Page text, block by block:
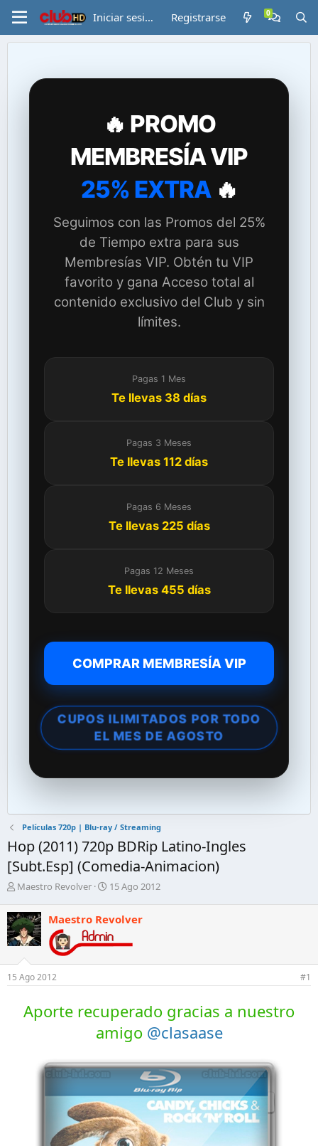
Iniciar sesión Registrarse
🔥 PROMO
MEMBRESÍA VIP
25% EXTRA🔥
Seguimos con las Promos del 25%
de Tiempo extra para sus
Membresías VIP. Obtén tu VIP
favorito y gana Acceso total al
contenido exclusivo del Club y sin
límites.
Pagas 1 Mes
Te llevas 38 días
Pagas 3 Meses
Te llevas 112 días
Pagas 6 Meses
Te llevas 225 días
Pagas 12 Meses
Te llevas 455 días
COMPRAR MEMBRESÍA VIP
CUPOS ILIMITADOS POR TODO
EL MES DE AGOSTO
Películas 720p | Blu-ray / Streaming
Hop (2011) 720p BDRip Latino-Ingles
[Subt.Esp] (Comedia-Animacion)
A
t
o
r
d
e
t
m
Maestro Revolver
F
h
a
d
e
n
c
o
15 Ago 2012
Maestro Revolver
15 Ago 2012 #1
Aporte recuperado gracias a nuestro
amigo @clasaase